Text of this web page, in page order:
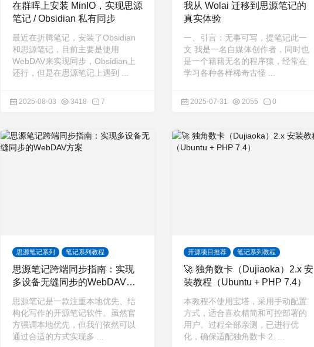
在群晖上安装 MinIO，实现思源
笔记 / Obsidian 私有同步
最近在折腾笔记，安装了Obsidian
和思源笔记，目前主要是使用
WebDAV来实现同步，Obsidian上
还行，但是在思源笔记上遇到 ...
2025-08-03 3418 7
我从 Wolai 迁移到思源笔记的
真实体验
一、引言：无事可写，提笔记此一
文 我是一名自媒体创作者，同时也
是一个籍籍无名的程序猿，经常在
学习各种各样稀奇古怪 ...
2025-07-31 2055 0
思源笔记系列 笔记系列教程
思源笔记跨端同步指南：实现
多设备无缝同步的WebDAV方
思源笔记是一款注重本地优先、结
构化写作的开源笔记软件。虽然官
方强调本地优先，但我们依然可以
通过合适的方式实现多 ...
开源项目推荐 笔记系列教程
🚀 独角数卡（Dujiaoka）2.x 安
装教程（Ubuntu + PHP 7.4）
本教程不使用宝塔，采用手动配置
方式，适合喜欢精简和可控部署的
用户。过程全部亲测，已进行优
化，确保适配独角数卡 2. ...